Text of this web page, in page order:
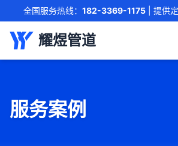
全国服务热线： 182-3369-1175| 提供
耀煜管道
联系我们
服务案例